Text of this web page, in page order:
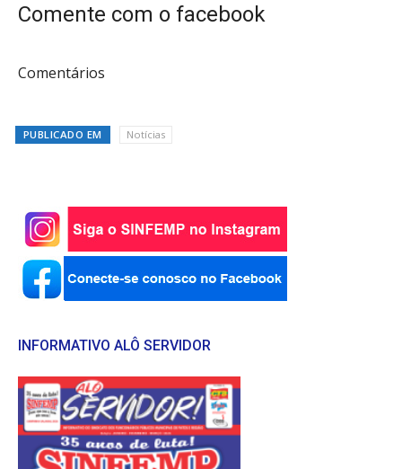
Comente com o facebook
Comentários
PUBLICADO EM Notícias
INFORMATIVO ALÔ SERVIDOR